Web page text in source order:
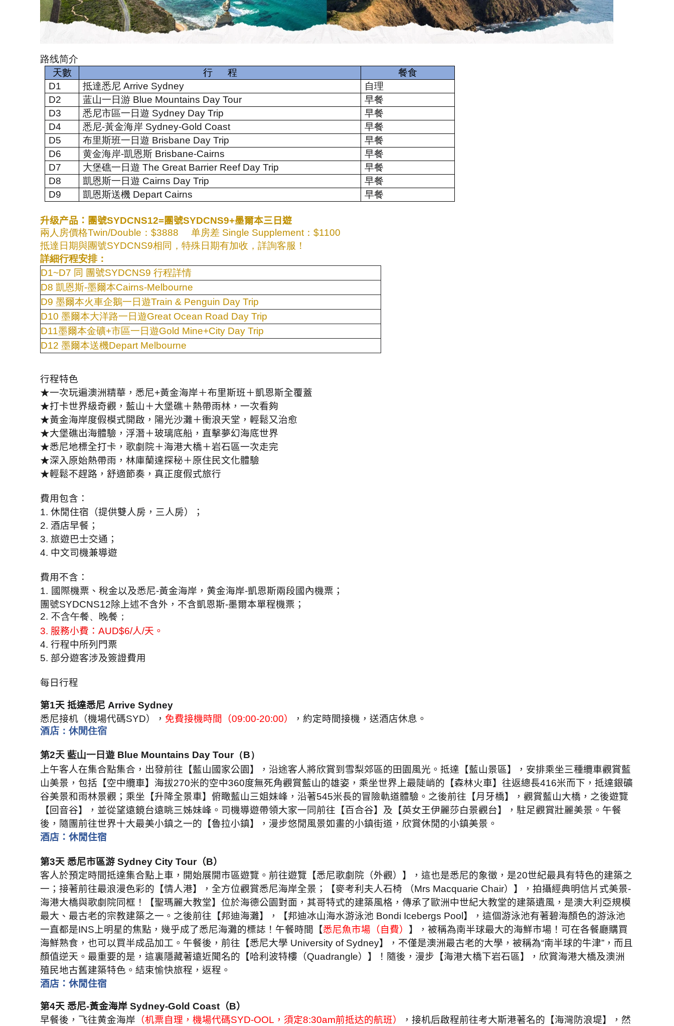
路线简介
天數
行 程
餐食
D1
抵達悉尼Arrive Sydney
自理
D2
蓝山一日游 Blue Mountains Day Tour
早餐
D3
悉尼市區一日遊 Sydney Day Trip
早餐
D4
悉尼-黃金海岸 Sydney-Gold Coast
早餐
D5
布里斯班一日遊 Brisbane Day Trip
早餐
D6
黄金海岸-凱恩斯 Brisbane-Cairns
早餐
D7
大堡礁一日遊The Great Barrier Reef Day Trip
早餐
D8
凱恩斯一日遊 Cairns Day Trip
早餐
D9
凱恩斯送機 Depart Cairns 早餐
升级产品：團號SYDCNS12=團號SYDCNS9+墨爾本三日遊
兩人房價格Twin/Double ： $3888 单房差 Single Supplement ： $1100
抵達日期與團號SYDCNS9相同，特殊日期有加收，詳詢客服！
詳細行程安排：
D1~D7 同 團號SYDCNS9 行程詳情
D8 凱恩斯-墨爾本Cairns-Melbourne
D9 墨爾本火車企鵝一日遊Train & Penguin Day Trip
D10 墨爾本大洋路一日遊Great Ocean Road Day Trip
D11墨爾本金礦+市區一日遊Gold Mine+City Day Trip
D12 墨爾本送機Depart Melbourne
行程特色
★一次玩遍澳洲精華，悉尼+黃金海岸＋布里斯班＋凱恩斯全覆蓋
★打卡世界級奇觀，藍山＋大堡礁＋熱帶雨林，一次看夠
★黃金海岸度假模式開啟，陽光沙灘＋衝浪天堂，輕鬆又治愈
★大堡礁出海體驗，浮潛＋玻璃底船，直擊夢幻海底世界
★悉尼地標全打卡，歌劇院＋海港大橋＋岩石區一次走完
★深入原始熱帶雨，林庫蘭達探秘＋原住民文化體驗
★輕鬆不趕路，舒適節奏，真正度假式旅行
費用包含：
1. 休閒住宿（提供雙人房，三人房）；
2. 酒店早餐；
3. 旅遊巴士交通；
4. 中文司機兼導遊
費用不含：
1. 國際機票、稅金以及悉尼-黃金海岸，黄金海岸-凱恩斯兩段國內機票；
團號SYDCNS12除上述不含外，不含凱恩斯-墨爾本單程機票；
2. 不含午餐、晚餐；
3. 服務小費： AUD$6/人/天。
4. 行程中所列門票
5. 部分遊客涉及簽證費用
每日行程
第1天 抵達悉尼 Arrive Sydney
悉尼接机（機場代碼SYD）， 免費接機時間（09:00-20:00）
，約定時間接機，送酒店休息。
酒店：休閒住宿
第2天 藍山一日遊 Blue Mountains Day Tour（B）
上午客人在集合點集合，出發前往【藍山國家公園】，沿途客人將欣賞到雪梨郊區的田園風光。抵達【藍山景區】，安排乘坐三種纜車觀賞藍
山美景，包括【空中纜車】海拔270米的空中360度無死角觀賞藍山的雄姿，乘坐世界上最陡峭的【森林火車】往返總長416米而下，抵達銀礦
谷美景和雨林景觀；乘坐【升降全景車】俯瞰藍山三姐妹峰，沿著545米長的冒險軌道體驗。之後前往【月牙橋】，觀賞藍山大橋，之後遊覽
【回音谷】，並從望遠鏡台遠眺三姊妹峰。司機導遊帶領大家一同前往【百合谷】及【英女王伊麗莎白景觀台】，駐足觀賞壯麗美景。午餐
後，隨團前往世界十大最美小鎮之一的【魯拉小鎮】，漫步悠閒風景如畫的小鎮街道，欣賞休閒的小鎮美景。
酒店：休閒住宿
第3天 悉尼市區游 Sydney City Tour（B）
客人於預定時間抵達集合點上車，開始展開市區遊覽。前往遊覽【悉尼歌劇院（外觀）】，這也是悉尼的象徵，是20世紀最具有特色的建築之
一；接著前往最浪漫色彩的【情人港】，全方位觀賞悉尼海岸全景；【麥考利夫人石椅 （Mrs Macquarie Chair）】，拍攝經典明信片式美景-
海港大橋與歌劇院同框！【聖瑪麗大教堂】位於海德公園對面，其哥特式的建築風格，傳承了歐洲中世紀大教堂的建築遺風，是澳大利亞規模
最大、最古老的宗教建築之一。之後前往【邦迪海灘】，【邦迪冰山海水游泳池 Bondi Icebergs Pool】，這個游泳池有著碧海顏色的游泳池
一直都是INS 上明星的焦點，幾乎成了悉尼海灘的標誌！午餐時間【悉尼魚市場（自費） 】，被稱為南半球最大的海鮮市場！可在各餐廳購買
海鮮熟食，也可以買半成品加工。午餐後，前往【悉尼大學 University of Sydney】，不僅是澳洲最古老的大學，被稱為“南半球的牛津” ，而且
顏值逆天。最重要的是，這裏隱藏著遠近聞名的【哈利波特樓（Quadrangle）】！隨後，漫步【海港大橋下岩石區】，欣賞海港大橋及澳洲
殖民地古舊建築特色。結束愉快旅程，返程。
酒店：休閒住宿
第4天 悉尼-黃金海岸 Sydney-Gold Coast （B）
早餐後，飞往黄金海岸 （机票自理，機場代碼SYD-OOL ，須定8:30am前抵达的航班） ，接机后啟程前往考大斯港著名的【海灣防浪堤】，然